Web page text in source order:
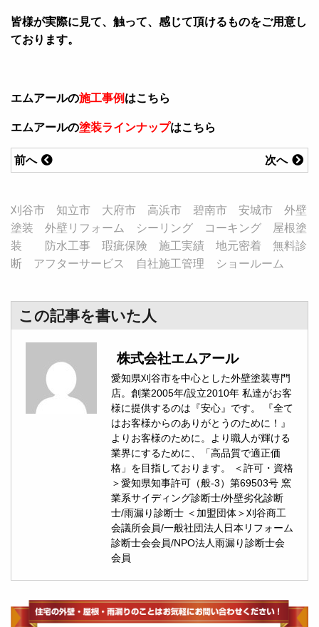
皆様が実際に見て、触って、感じて頂けるものをご用意し
ております。
エムアールの施工事例 はこちら
エムアールの塗装ラインナップはこちら
次へ
前へ
刈谷市 知立市 大府市 高浜市 碧南市 安城市 外壁
塗装 外壁リフォーム シーリング コーキング 屋根塗
装 防水工事 瑕疵保険 施工実績 地元密着 無料診
断 アフターサービス 自社施工管理 ショールーム
この記事を書いた人
株式会社エムアール
愛知県刈谷市を中心とした外壁塗装専門
店。創業2005年/設立2010年 私達がお客
様に提供するのは『安心』です。 『全て
はお客様からのありがとうのために！』
よりお客様のために。より職人が輝ける
業界にするために、「高品質で適正価
格」を目指しております。 ＜許可・資格
＞愛知県知事許可（般-3）第69503号 窯
業系サイディング診断士/外壁劣化診断
士/雨漏り診断士 ＜加盟団体＞刈谷商工
会議所会員/一般社団法人日本リフォーム
診断士会会員/NPO法人雨漏り診断士会
会員